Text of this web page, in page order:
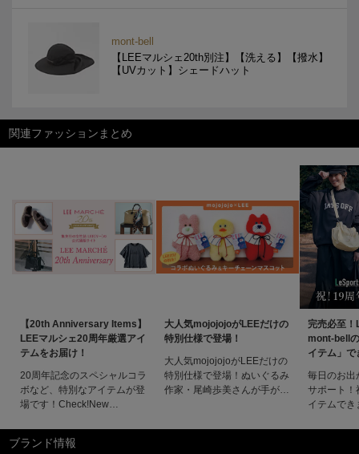
mont-bell
【LEEマルシェ20th別注】【洗える】【撥水】
【UVカット】シェードハット
関連ファッションまとめ
【20th Anniversary Items】
LEEマルシェ20周年厳選アイ
テムをお届け！
20周年記念のスペシャルコラ
ボなど、特別なアイテムが登
場です！Check!New
注】STEADY BAG MINI
SHORT
大人気mojojojoがLEEだけの
特別仕様で登場！
大人気mojojojoがLEEだけの
特別仕様で登場！ぬいぐるみ
作家・尾崎歩美さんが手がけ
が初コラボ！20周年を記念
完売必至
mont-bell
イテム」
毎日のお出
サポート！
イテムで
LEEマルシ
ブランド情報